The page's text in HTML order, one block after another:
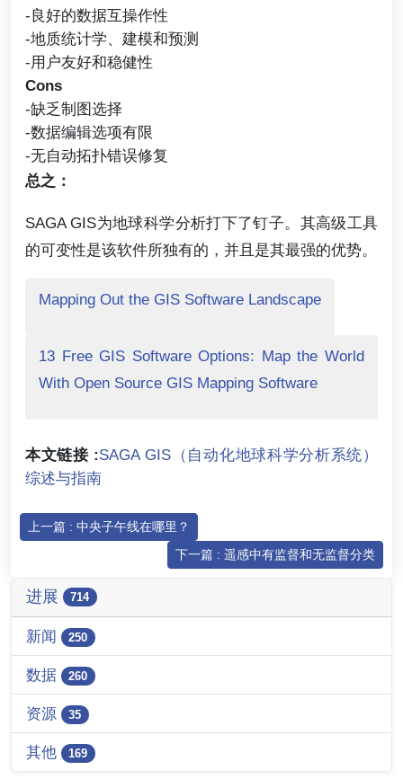
-良好的数据互操作性
-地质统计学、建模和预测
-用户友好和稳健性
Cons
-缺乏制图选择
-数据编辑选项有限
-无自动拓扑错误修复
总之：
SAGA GIS为地球科学分析打下了钉子。其高级工具
的可变性是该软件所独有的，并且是其最强的优势。
Mapping Out the GIS Software Landscape
13 Free GIS Software Options: Map the World
With Open Source GIS Mapping Software
本文链接 :SAGA GIS（自动化地球科学分析系统）
综述与指南
上一篇 : 中央子午线在哪里？
下一篇 : 遥感中有监督和无监督分类
进展 714
新闻 250
数据 260
资源 35
其他 169